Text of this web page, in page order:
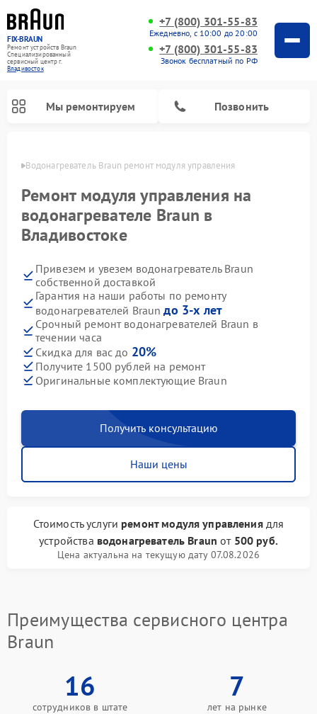
FIX-BRAUN
Ремонт устройств Braun
Специализированный
cервисный центр г.
Владивосток
+7 (800) 301-55-83
Ежедневно, с 10:00 до 20:00
+7 (800) 301-55-83
Звонок бесплатный по РФ
Мы ремонтируем Позвонить
Водонагреватель Braun ремонт модуля управления
Ремонт модуля управления на
водонагревателе Braun в
Владивостоке
Привезем и увезем водонагреватель Braun
собственной доставкой
Гарантия на наши работы по ремонту
водонагревателей Braunдо 3-х лет
Срочный ремонт водонагревателей Braun в
течении часа
Скидка для вас до 20%
Получите 1500 рублей на ремонт
Оригинальные комплектующие Braun
Получить консультацию
Наши цены
Стоимость услуги ремонт модуля управлениядля
устройства водонагреватель Braun от 500 руб.
Цена актуальна на текущую дату 07.08.2026
Преимущества сервисного центра
Braun
16
сотрудников в штате
7
лет на рынке